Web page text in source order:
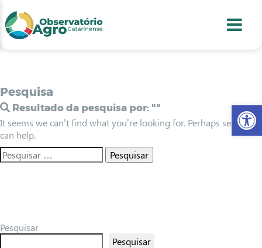
2
3
4
Pesquisa
Resultado da pesquisa por: ""
It seems we can’t find what you’re looking for. Perhaps searching
can help.
Pesquisar
Pesquisar